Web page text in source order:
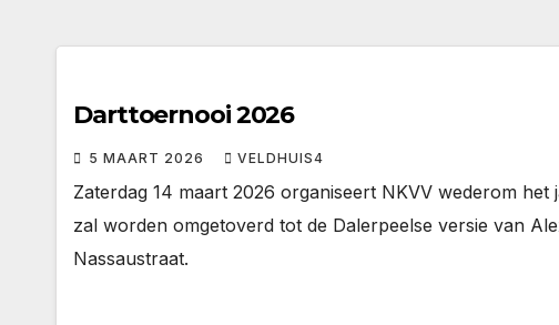
Darttoernooi 2026
5 MAART 2026 VELDHUIS4
Zaterdag 14 maart 2026 organiseert NKVV wederom
zal worden omgetoverd tot de Dalerpeelse versie van
Nassaustraat.